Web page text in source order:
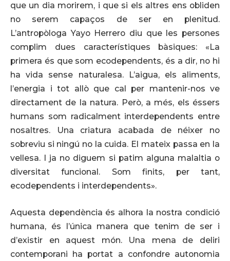
que un dia morirem, i que si els altres ens obliden
no serem capaços de ser en plenitud.
L’antropòloga Yayo Herrero diu que les persones
complim dues característiques bàsiques: «La
primera és que som ecodependents, és a dir, no hi
ha vida sense naturalesa. L’aigua, els aliments,
l’energia i tot allò que cal per mantenir-nos ve
directament de la natura. Però, a més, els éssers
humans som radicalment interdependents entre
nosaltres. Una criatura acabada de néixer no
sobreviu si ningú no la cuida. El mateix passa en la
vellesa. I ja no diguem si patim alguna malaltia o
diversitat funcional. Som finits, per tant,
ecodependents i interdependents».
Aquesta dependència és alhora la nostra condició
humana, és l’única manera que tenim de ser i
d’existir en aquest món. Una mena de deliri
contemporani ha portat a confondre autonomia